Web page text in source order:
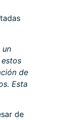
un
de
Esta
de